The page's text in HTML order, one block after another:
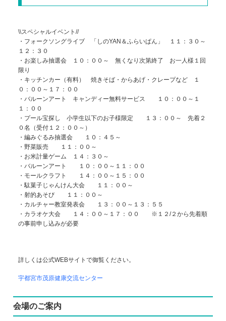
\\スペシャルイベント//
・フォークソングライブ 「しのYAN＆ふらいぱん」 １１：３０～
１２：３０
・お楽しみ抽選会 １０：００～ 無くなり次第終了 お一人様１回
限り
・キッチンカー（有料） 焼きそば・からあげ・クレープなど １
０：００～１７：００
・バルーンアート キャンディー無料サービス １０：００～１
１：００
・プール宝探し 小学生以下のお子様限定 １３：００～ 先着２
０名（受付１２：００～）
・編みぐるみ抽選会 １０：４５～
・野菜販売 １１：００～
・お米計量ゲーム １４：３０～
・バルーンアート １０：００～１１：００
・モールクラフト １４：００～１５：００
・駄菓子じゃんけん大会 １１：００～
・射的あそび １１：００～
・カルチャー教室発表会 １３：００～１３：５５
・カラオケ大会 １４：００～１７：００ ※１２/２から先着順
の事前申し込みが必要
詳しくは公式WEBサイトで御覧ください。
宇都宮市茂原健康交流センター
会場のご案内